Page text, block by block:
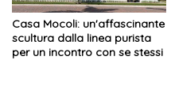
Casa Mocoli: un'affascinante
scultura dalla linea purista
per un incontro con se stessi